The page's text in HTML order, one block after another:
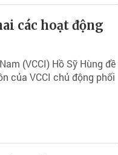
các hoạt động
(VCCI) Hồ Sỹ Hùng đề
của VCCI chủ động phối